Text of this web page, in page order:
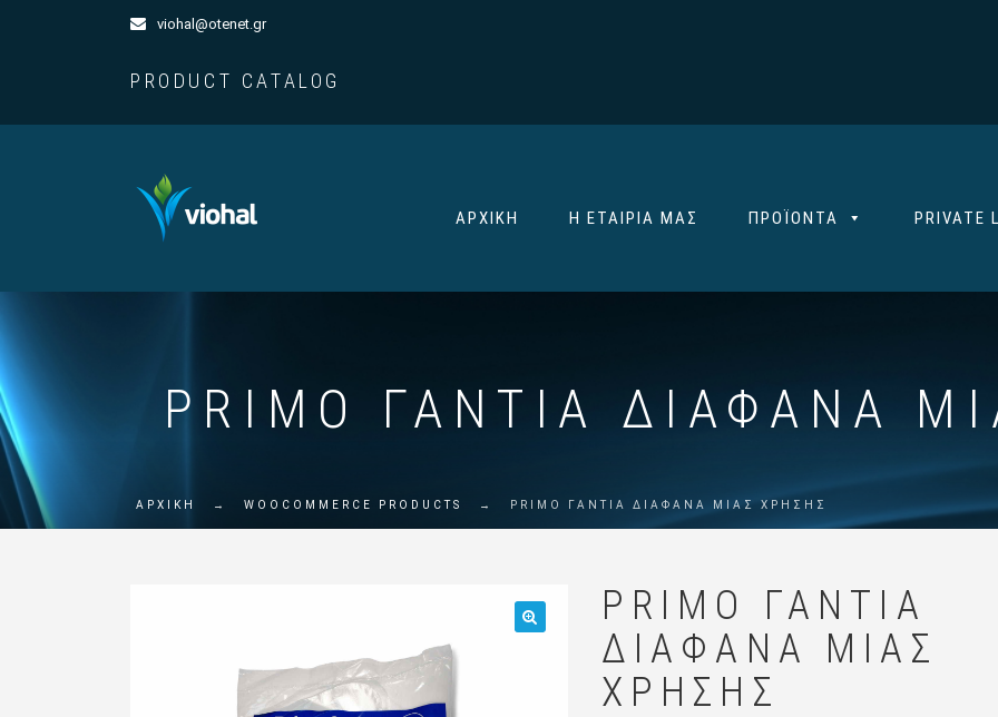
viohal@otenet.gr
PRODUCT CATALOG
ΑΡΧΙΚΉ Η ΕΤΑΙΡΊΑ ΜΑΣ ΠΡΟΪΌΝΤΑ PRIVATE
PRIMO ΓΆΝΤΙΑ ΔΙΆΦΑΝΑ
ΑΡΧΙΚΗ → WOOCOMMERCE PRODUCTS → PRIMO ΓΆΝΤΙΑ ΔΙΆΦΑΝΑ ΜΙΑΣ ΧΡΉΣΗΣ
PRIMO ΓΆΝΤΙΑ
ΔΙΆΦΑΝΑ ΜΙΑΣ
ΧΡΉΣΗΣ